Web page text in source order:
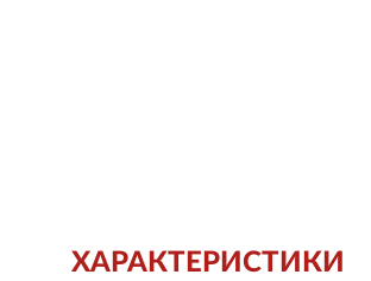
ХАРАКТЕРИСТИКИ